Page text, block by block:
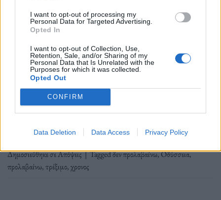
I want to opt-out of processing my
Personal Data for Targeted Advertising.
Opted In
I want to opt-out of Collection, Use,
Retention, Sale, and/or Sharing of my
Personal Data that Is Unrelated with the
Purposes for which it was collected.
Opted Out
CONFIRM
Data Deletion Data Access Privacy Policy
Εικονογράφηση: @artificial_vandalism
«Δεν προλαβαίνω, ποτέ δεν προλαβαίνω / Πες μου
το λόγο που εδώ ακόμα μένω…»
Διαβάστε περισσότερα
Δημοσιεύθηκε σεΑπόψεις|Taggedδεν προλαβαίνω,Οδύσσεια,
προλαβαίνω,τρέξιμο,χρονος